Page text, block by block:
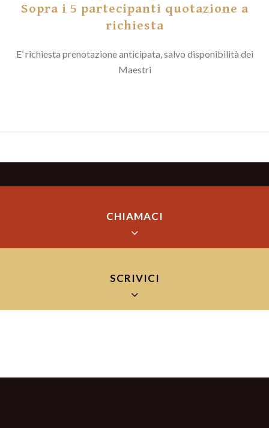
Sopra i 5 partecipanti quotazione a
richiesta
E’ richiesta prenotazione anticipata, salvo disponibilità dei
Maestri
CHIAMACI
+39 075/920287
SCRIVICI